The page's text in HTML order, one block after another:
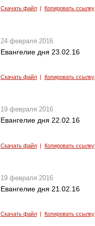
Скачать файл| Копировать ссылку
24 февраля 2016
Евангелие дня 23.02.16
Скачать файл| Копировать ссылку
19 февраля 2016
Евангелие дня 22.02.16
Скачать файл| Копировать ссылку
19 февраля 2016
Евангелие дня 21.02.16
Скачать файл| Копировать ссылку